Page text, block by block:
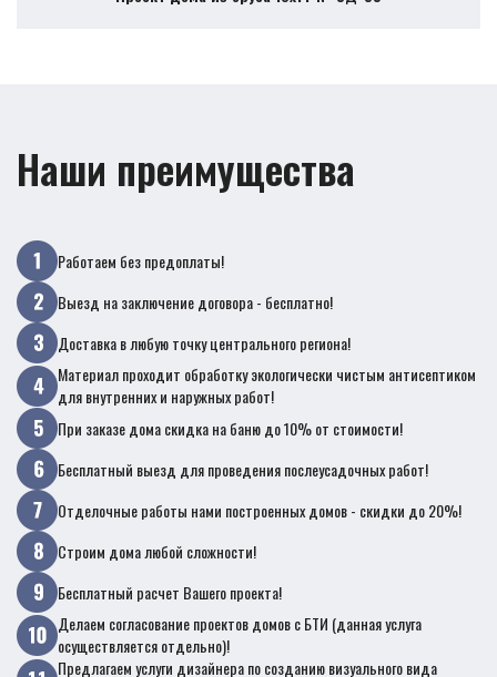
Наши преимущества
Работаем без предоплаты!
Выезд на заключение договора - бесплатно!
Доставка в любую точку центрального региона!
Материал проходит обработку экологически чистым антисептиком
для внутренних и наружных работ!
При заказе дома скидка на баню до 10% от стоимости!
Бесплатный выезд для проведения послеусадочных работ!
Отделочные работы нами построенных домов - скидки до 20%!
Строим дома любой сложности!
Бесплатный расчет Вашего проекта!
Делаем согласование проектов домов с БТИ (данная услуга
осуществляется отдельно)!
Предлагаем услуги дизайнера по созданию визуального вида